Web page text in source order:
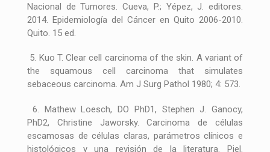
Nacional de Tumores. Cueva, P.; Yépez, J. editores.
2014. Epidemiología del Cáncer en Quito 2006-2010.
Quito. 15 ed.
5. Kuo T. Clear cell carcinoma of the skin. A variant of
the squamous cell carcinoma that simulates
sebaceous carcinoma. Am J Surg Pathol 1980; 4: 573.
6. Mathew Loesch, DO PhD1, Stephen J. Ganocy,
PhD2, Christine Jaworsky. Carcinoma de células
escamosas de células claras, parámetros clínicos e
histológicos y una revisión de la literatura. Piel.